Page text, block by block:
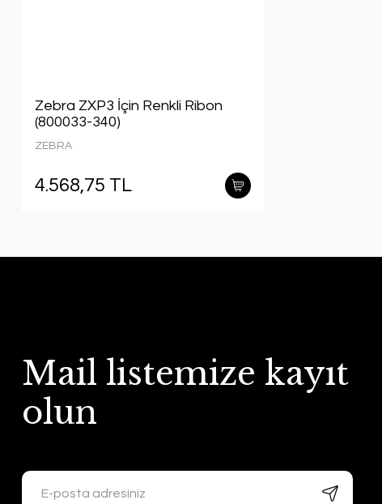
Zebra ZXP3 İçin Renkli Ribon
(800033-340)
ZEBRA
4.568,75 TL
Mail listemize kayıt
olun